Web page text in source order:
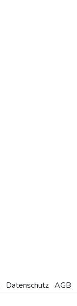
Datenschutz AGB